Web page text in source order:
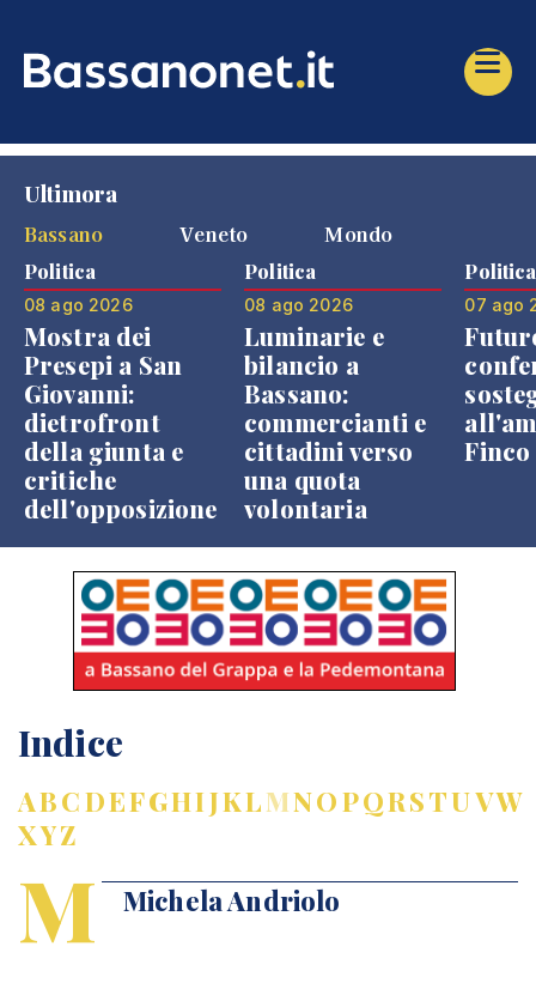
Ultimora
Bassano
Veneto Mondo
Politica
08 ago 2026
Mostra dei
Presepi a San
Giovanni:
dietrofront
della giunta e
critiche
dell'opposizione
Politica
08 ago 2026
Luminarie e
bilancio a
Bassano:
commercianti e
cittadini verso
una quota
volontaria
Politica
07 ago
Finco
Indice
ABCDEFGHIJKLMNOPQRSTUVW
XYZ
M Michela Andriolo